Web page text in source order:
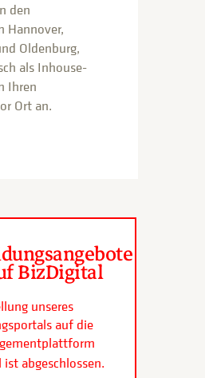
den
Hannover,
Oldenburg,
als Inhouse-
Ihren
Ort an.
BizDigital
unseres
auf die
ist abgeschlossen.